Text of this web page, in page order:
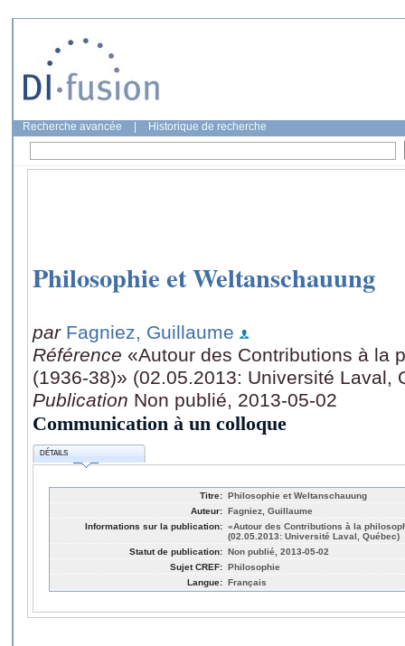
Recherche avancée Historique de recherche
Philosophie et Weltanschauung
par Fagniez, Guillaume
Référence «Autour des Contributions à la
(1936-38)» (02.05.2013: Université Laval,
Publication Non publié, 2013-05-02
Communication à un colloque
DÉTAILS
Titre: Philosophie et Weltanschauung
Auteur: Fagniez, Guillaume
Informations sur la publication: «Autour des Contributions à la
(02.05.2013: Université Laval, Québec)
Statut de publication: Non publié, 2013-05-02
Sujet CREF: Philosophie
Langue: Français